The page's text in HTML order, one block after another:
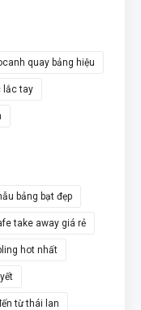
quay bảng hiệu
lắc tay
bảng bạt đẹp
take away giá rẻ
hot nhất
từ thái lan